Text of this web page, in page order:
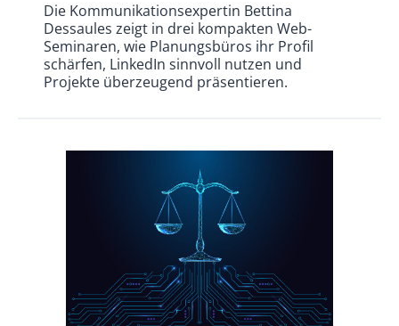
Die Kommunikationsexpertin Bettina
Dessaules zeigt in drei kompakten Web-
Seminaren, wie Planungsbüros ihr Profil
schärfen, LinkedIn sinnvoll nutzen und
Projekte überzeugend präsentieren.